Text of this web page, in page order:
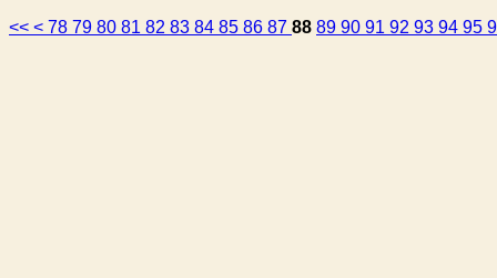
<< < 78 79 80 81 82 83 84 85 86 87 88 89 90 91 92 93 94 95